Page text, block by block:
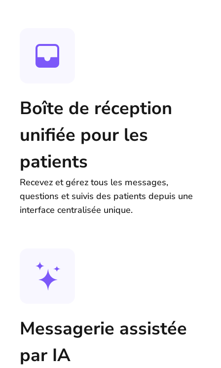
Boîte de réception
unifiée pour les
patients
Recevez et gérez tous les messages,
questions et suivis des patients depuis une
interface centralisée unique.
Messagerie assistée
par IA